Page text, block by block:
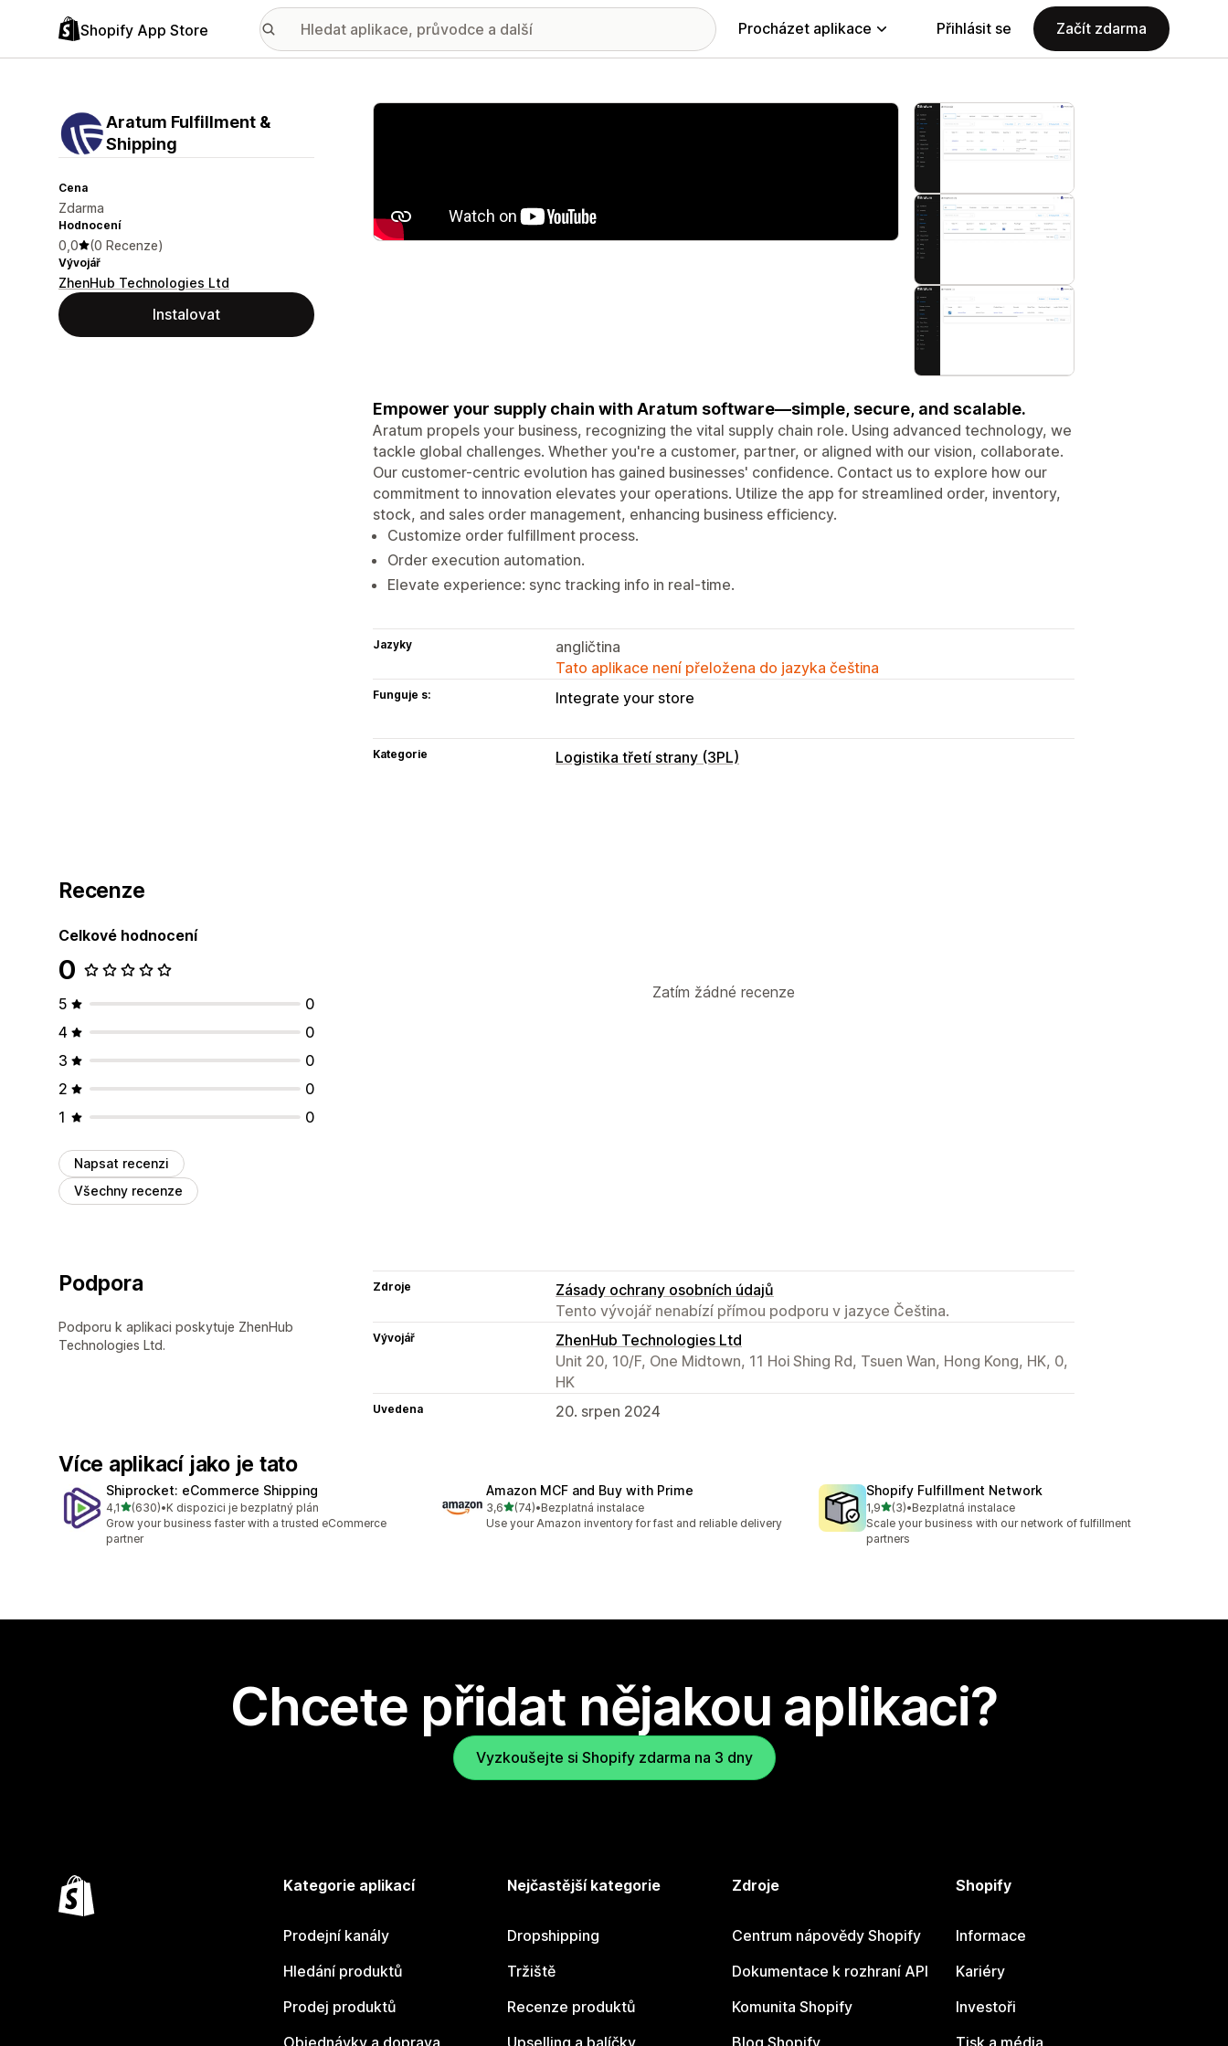
Shopify App Store Procházet aplikace Přihlásit se Začít zdarma
Aratum Fulfillment &
Shipping
Cena
Zdarma
Hodnocení
0,0 (0 Recenze)
Vývojář
ZhenHub Technologies Ltd
Instalovat
Galerie propagovaných obrázků
Empower your supply chain with Aratum software—simple, secure, and scalable.
Aratum propels your business, recognizing the vital supply chain role. Using advanced technology, we
tackle global challenges. Whether you're a customer, partner, or aligned with our vision, collaborate.
Our customer-centric evolution has gained businesses' confidence. Contact us to explore how our
commitment to innovation elevates your operations. Utilize the app for streamlined order, inventory,
stock, and sales order management, enhancing business efficiency.
Customize order fulfillment process.
Order execution automation.
Elevate experience: sync tracking info in real-time.
Jazyky
angličtina
Tato aplikace není přeložena do jazyka čeština
Funguje s: Integrate your store
Kategorie Logistika třetí strany (3PL)
Recenze
Celkové hodnocení
0
5
0
4
0
3
0
2
0
1
0
Napsat recenzi
Všechny recenze
Zatím žádné recenze
Podpora
Podporu k aplikaci poskytuje ZhenHub
Technologies Ltd.
Zdroje
Zásady ochrany osobních údajů
Tento vývojář nenabízí přímou podporu v jazyce Čeština.
Vývojář
ZhenHub Technologies Ltd
Unit 20, 10/F, One Midtown, 11 Hoi Shing Rd, Tsuen Wan, Hong Kong, HK, 0,
HK
Uvedena 20. srpen 2024
Více aplikací jako je tato
Shiprocket: eCommerce Shipping
4,1z 5 hvězd
(630)
Celkový počet recenzí: 630
•K dispozici je bezplatný plán
Grow your business faster with a trusted eCommerce
partner
Amazon MCF and Buy with Prime
3,6z 5 hvězd
(74)
Celkový počet recenzí: 74
•Bezplatná instalace
Use your Amazon inventory for fast and reliable delivery
Shopify Fulfillment Network
1,9z 5 hvězd
(3)
Celkový počet recenzí: 3
•Bezplatná instalace
Scale your business with our network of fulfillment
partners
Chcete přidat nějakou aplikaci?
Vyzkoušejte si Shopify zdarma na 3 dny
Kategorie aplikací
Prodejní kanály
Hledání produktů
Prodej produktů
Objednávky a doprava
Nejčastější kategorie
Dropshipping
Tržiště
Recenze produktů
Upselling a balíčky
Zdroje
Centrum nápovědy Shopify
Dokumentace k rozhraní API
Komunita Shopify
Blog Shopify
Shopify
Informace
Kariéry
Investoři
Tisk a média